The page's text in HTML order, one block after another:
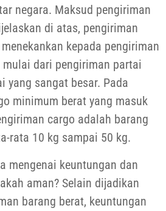
negara. Maksud pengiriman
di atas, pengiriman
kepada pengiriman
dari pengiriman partai
yang sangat besar. Pada
minimum berat yang masuk
cargo adalah barang
rata 10 kg sampai 50 kg.
mengenai keuntungan dan
aman? Selain dijadikan
barang berat, keuntungan